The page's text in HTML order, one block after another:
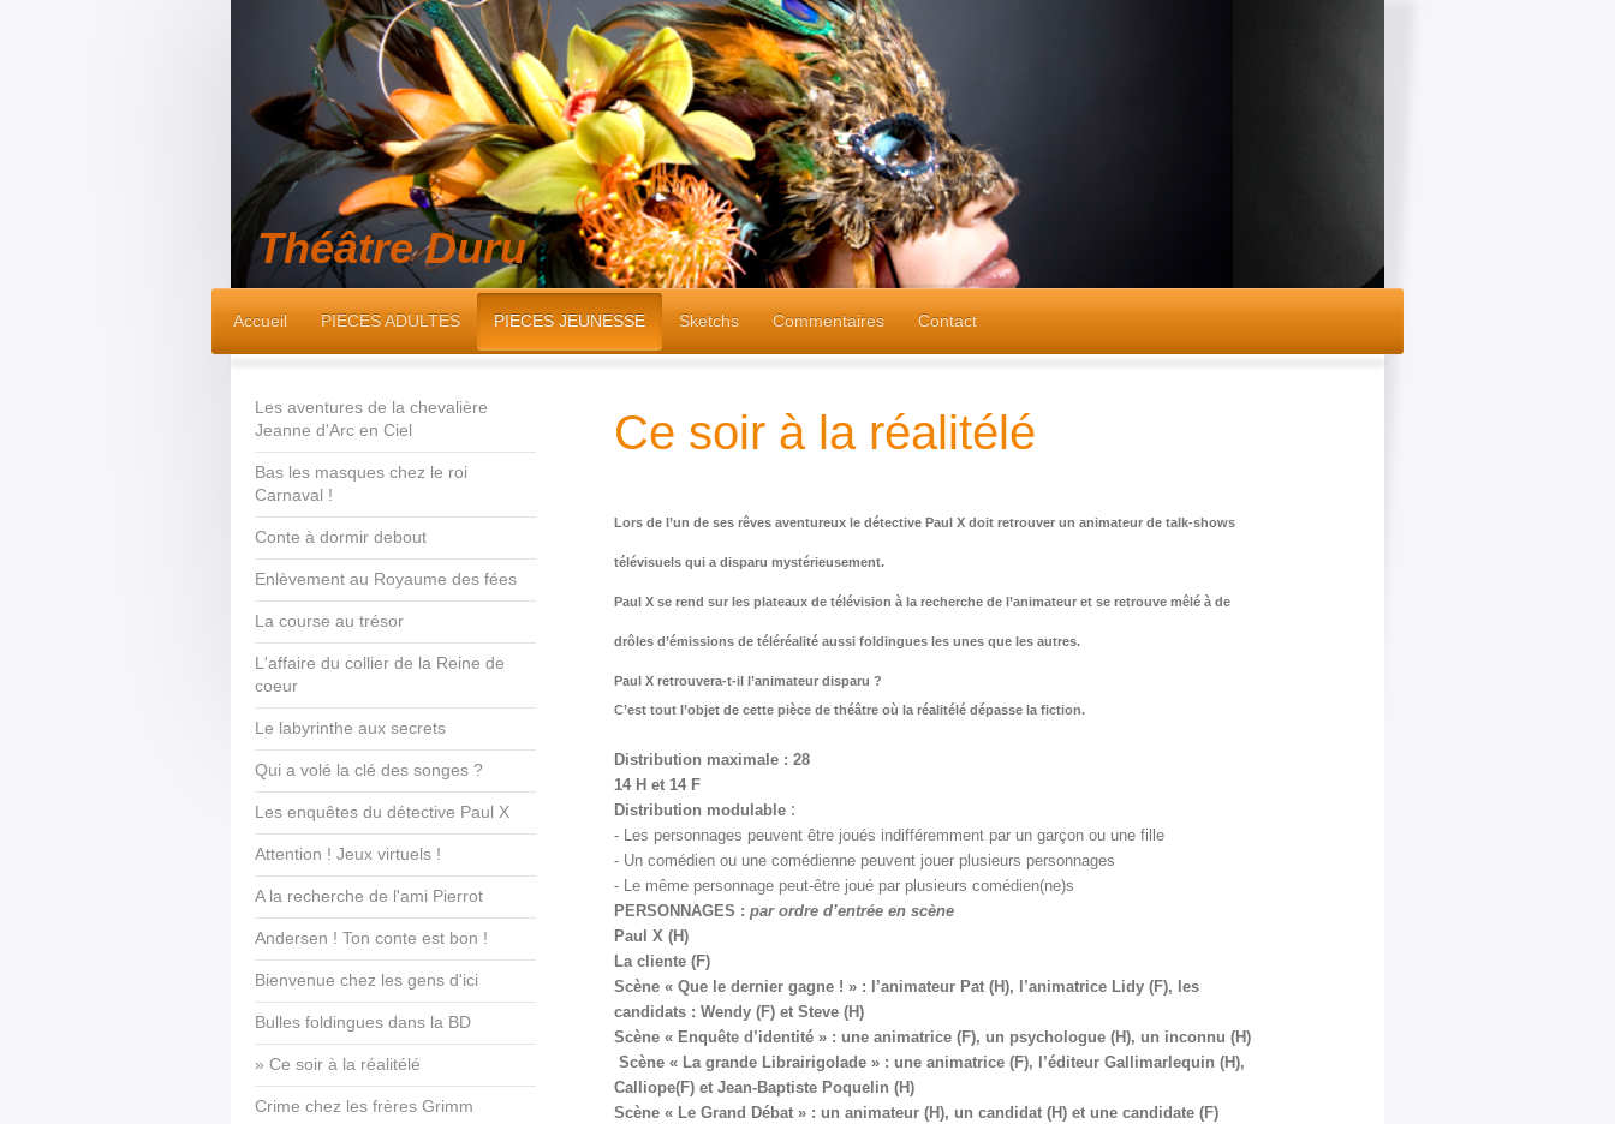
Théâtre Duru
Accueil PIECES ADULTES PIECES JEUNESSE Sketchs Commentaires Contact
Ce soir à la réalitélé
Lors de l’un de ses rêves aventureux le détective Paul X doit retrouver un animateur de talk-shows
télévisuels qui a disparu mystérieusement.
Paul X se rend sur les plateaux de télévision à la recherche de l’animateur et se retrouve mêlé à de
drôles d’émissions de téléréalité aussi foldingues les unes que les autres.
Paul X retrouvera-t-il l’animateur disparu ?
C’est tout l’objet de cette pièce de théâtre où la réalitélé dépasse la fiction.
Distribution maximale : 28
14 H et 14 F
Distribution modulable:
- Les personnages peuvent être joués indifféremment par un garçon ou une fille
- Un comédien ou une comédienne peuvent jouer plusieurs personnages
- Le même personnage peut-être joué par plusieurs comédien(ne)s
PERSONNAGES : par ordre d’entrée en scène
Paul X (H)
La cliente (F)
Scène « Que le dernier gagne ! » : l’animateur Pat (H), l’animatrice Lidy (F), les
candidats : Wendy (F) et Steve (H)
Scène « Enquête d’identité » : une animatrice (F), un psychologue (H), un inconnu (H)
Scène « La grande Librairigolade » : une animatrice (F), l’éditeur Gallimarlequin (H),
Calliope(F) et Jean-Baptiste Poquelin (H)
Scène « Le Grand Débat » : un animateur (H), un candidat (H) et une candidate (F)
Les aventures de la chevalière
Jeanne d'Arc en Ciel
Bas les masques chez le roi
Carnaval !
Conte à dormir debout
Enlèvement au Royaume des fées
La course au trésor
L'affaire du collier de la Reine de
coeur
Le labyrinthe aux secrets
Qui a volé la clé des songes ?
Les enquêtes du détective Paul X
Attention ! Jeux virtuels !
A la recherche de l'ami Pierrot
Andersen ! Ton conte est bon !
Bienvenue chez les gens d'ici
Bulles foldingues dans la BD
Ce soir à la réalitélé
Crime chez les frères Grimm